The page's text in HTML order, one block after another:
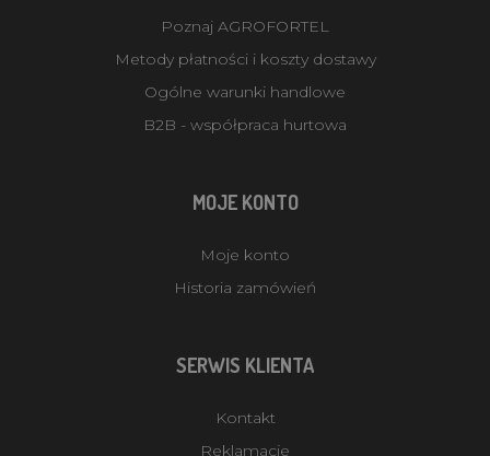
Poznaj AGROFORTEL
Metody płatności i koszty dostawy
Ogólne warunki handlowe
B2B - współpraca hurtowa
MOJE KONTO
Moje konto
Historia zamówień
SERWIS KLIENTA
Kontakt
Reklamacje